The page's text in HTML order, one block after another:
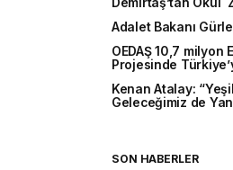
Adalet Bakanı
OEDAŞ 10,7 milyon
Projesinde
Kenan Atalay:
Geleceğimiz de
SON HABERLER